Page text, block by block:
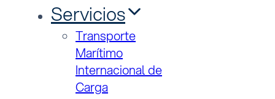
Servicios
Transporte
Marítimo
Internacional de
Carga